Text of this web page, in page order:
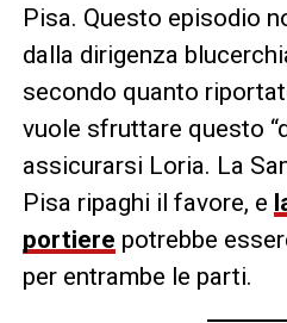
Pisa. Questo episodio
dalla dirigenza
secondo quanto
vuole sfruttare questo
assicurarsi Loria. La
Pisa ripaghi il favore, e
portiere potrebbe
per entrambe le parti.